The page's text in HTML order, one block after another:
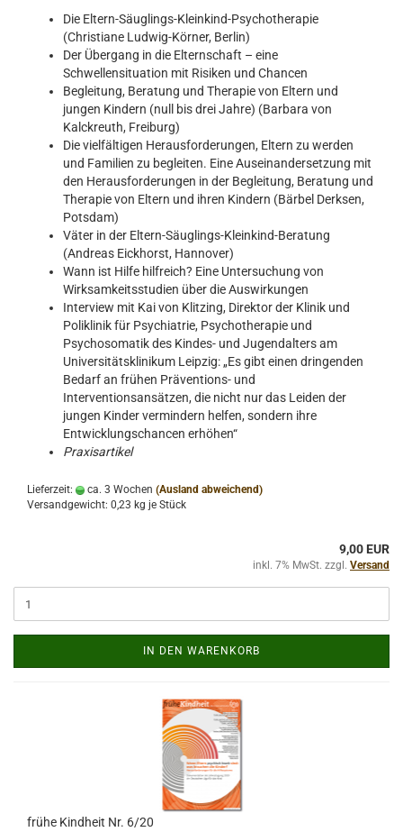
Die Eltern-Säuglings-Kleinkind-Psychotherapie
(Christiane Ludwig-Körner, Berlin)
Der Übergang in die Elternschaft – eine
Schwellensituation mit Risiken und Chancen
Begleitung, Beratung und Therapie von Eltern und
jungen Kindern (null bis drei Jahre) (Barbara von
Kalckreuth, Freiburg)
Die vielfältigen Herausforderungen, Eltern zu werden
und Familien zu begleiten. Eine Auseinandersetzung mit
den Herausforderungen in der Begleitung, Beratung und
Therapie von Eltern und ihren Kindern (Bärbel Derksen,
Potsdam)
Väter in der Eltern-Säuglings-Kleinkind-Beratung
(Andreas Eickhorst, Hannover)
Wann ist Hilfe hilfreich? Eine Untersuchung von
Wirksamkeitsstudien über die Auswirkungen
Interview mit Kai von Klitzing, Direktor der Klinik und
Poliklinik für Psychiatrie, Psychotherapie und
Psychosomatik des Kindes- und Jugendalters am
Universitätsklinikum Leipzig: „Es gibt einen dringenden
Bedarf an frühen Präventions- und
Interventionsansätzen, die nicht nur das Leiden der
jungen Kinder vermindern helfen, sondern ihre
Entwicklungschancen erhöhen“
Praxisartikel
Lieferzeit: ca. 3 Wochen (Ausland abweichend)
Versandgewicht: 0,23 kg je Stück
9,00 EUR
inkl. 7% MwSt. zzgl. Versand
IN DEN WARENKORB
frühe Kindheit Nr. 6/20